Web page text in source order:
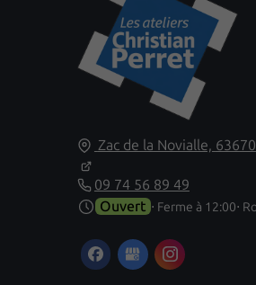
Zac de la Novialle, 63670
09 74 56 89 49
Ouvert ⋅ Ferme à 12:00⋅